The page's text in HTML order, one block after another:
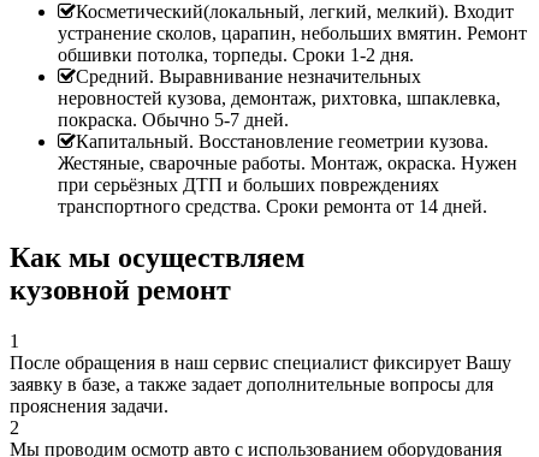
Косметический(локальный, легкий, мелкий). Входит
устранение сколов, царапин, небольших вмятин. Ремонт
обшивки потолка, торпеды. Сроки 1-2 дня.
Средний. Выравнивание незначительных
неровностей кузова, демонтаж, рихтовка, шпаклевка,
покраска. Обычно 5-7 дней.
Капитальный. Восстановление геометрии кузова.
Жестяные, сварочные работы. Монтаж, окраска. Нужен
при серьёзных ДТП и больших повреждениях
транспортного средства. Сроки ремонта от 14 дней.
Как мы осуществляем
кузовной ремонт
1
После обращения в наш сервис специалист фиксирует Вашу
заявку в базе, а также задает дополнительные вопросы для
прояснения задачи.
2
Мы проводим осмотр авто с использованием оборудования